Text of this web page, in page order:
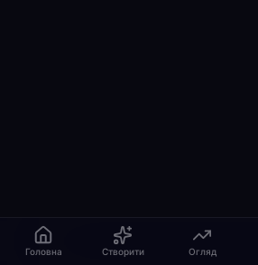
Головна Створити Огляд